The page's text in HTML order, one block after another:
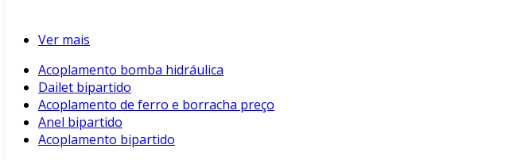
Ver mais
Acoplamento bomba hidráulica
Dailet bipartido
Acoplamento de ferro e borracha preço
Anel bipartido
Acoplamento bipartido